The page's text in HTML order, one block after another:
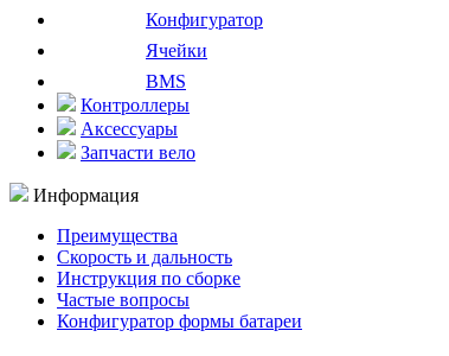
Конфигуратор
Ячейки
BMS
Контроллеры
Аксессуары
Запчасти вело
Информация
Преимущества
Скорость и дальность
Инструкция по сборке
Частые вопросы
Конфигуратор формы батареи